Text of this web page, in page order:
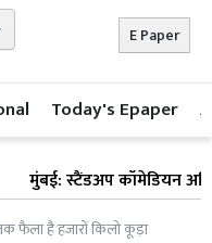
E Paper
Today's Epaper
मुंबई: स्टैंडअप कॉमेडियन
फैला है हजारों किलो कूड़ा